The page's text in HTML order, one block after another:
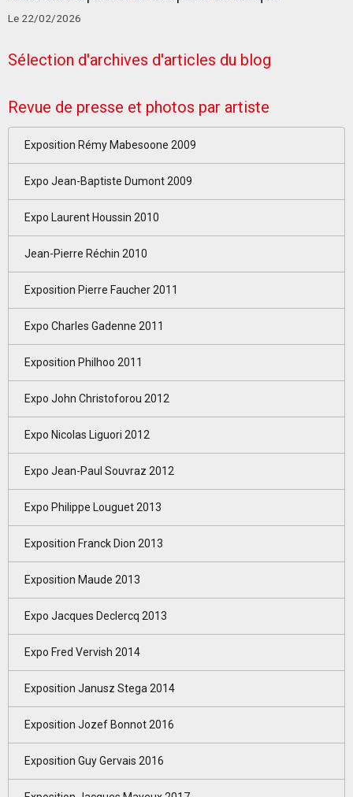
Le 22/02/2026
Sélection d'archives d'articles du blog
Revue de presse et photos par artiste
Exposition Rémy Mabesoone 2009
Expo Jean-Baptiste Dumont 2009
Expo Laurent Houssin 2010
Jean-Pierre Réchin 2010
Exposition Pierre Faucher 2011
Expo Charles Gadenne 2011
Exposition Philhoo 2011
Expo John Christoforou 2012
Expo Nicolas Liguori 2012
Expo Jean-Paul Souvraz 2012
Expo Philippe Louguet 2013
Exposition Franck Dion 2013
Exposition Maude 2013
Expo Jacques Declercq 2013
Expo Fred Vervish 2014
Exposition Janusz Stega 2014
Exposition Jozef Bonnot 2016
Exposition Guy Gervais 2016